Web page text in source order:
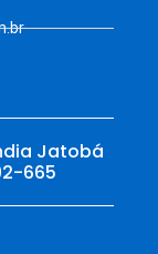
Jatobá
665